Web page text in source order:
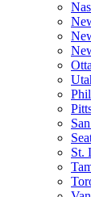
St.